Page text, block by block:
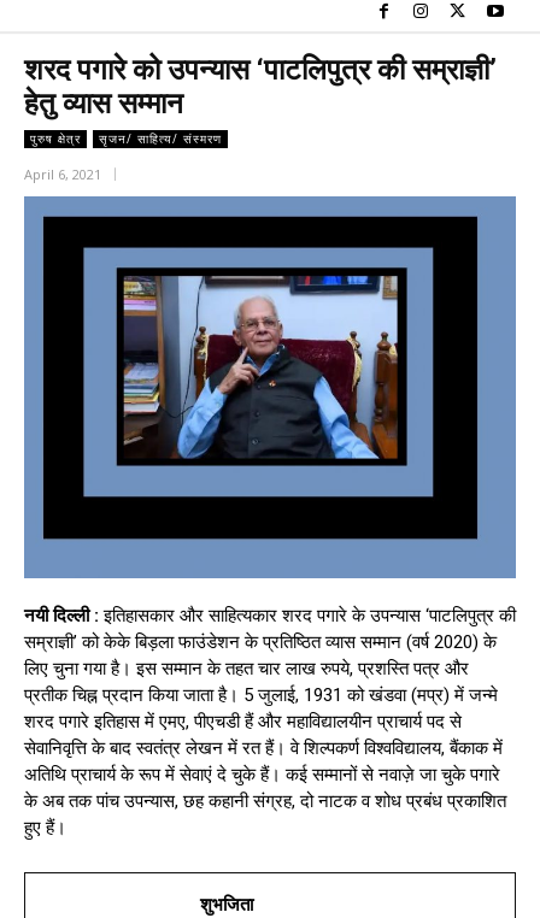
शरद पगारे को उपन्यास ‘पाटलिपुत्र की सम्राज्ञी’
हेतु व्यास सम्मान
पुरुष क्षेत्र सृजन/ साहित्य/ संस्मरण
April 6, 2021
नयी दिल्ली : इतिहासकार और साहित्यकार शरद पगारे के उपन्यास ‘पाटलिपुत्र की
सम्राज्ञी’ को केके बिड़ला फाउंडेशन के प्रतिष्ठित व्यास सम्मान (वर्ष 2020) के
लिए चुना गया है। इस सम्मान के तहत चार लाख रुपये, प्रशस्ति पत्र और
प्रतीक चिह्न प्रदान किया जाता है। 5 जुलाई, 1931 को खंडवा (मप्र) में जन्मे
शरद पगारे इतिहास में एमए, पीएचडी हैं और महाविद्यालयीन प्राचार्य पद से
सेवानिवृत्ति के बाद स्वतंत्र लेखन में रत हैं। वे शिल्पकर्ण विश्वविद्यालय, बैंकाक में
अतिथि प्राचार्य के रूप में सेवाएं दे चुके हैं। कई सम्मानों से नवाज़े जा चुके पगारे
के अब तक पांच उपन्यास, छह कहानी संग्रह, दो नाटक व शोध प्रबंध प्रकाशित
हुए हैं।
शुभजिता